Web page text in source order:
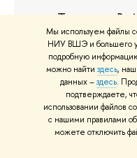
Мы используем файлы
НИУ ВШЭ и большего
подробную
можно найти здесь,
данных –здесь.
подтверждаете,
использовании файлов
с нашими правилами
можете отключить
Томсинов, В.
XVIII—XX
творчества.
Томсинов. —
Зерцало-М,
464 с. —
Текст :
электронно-